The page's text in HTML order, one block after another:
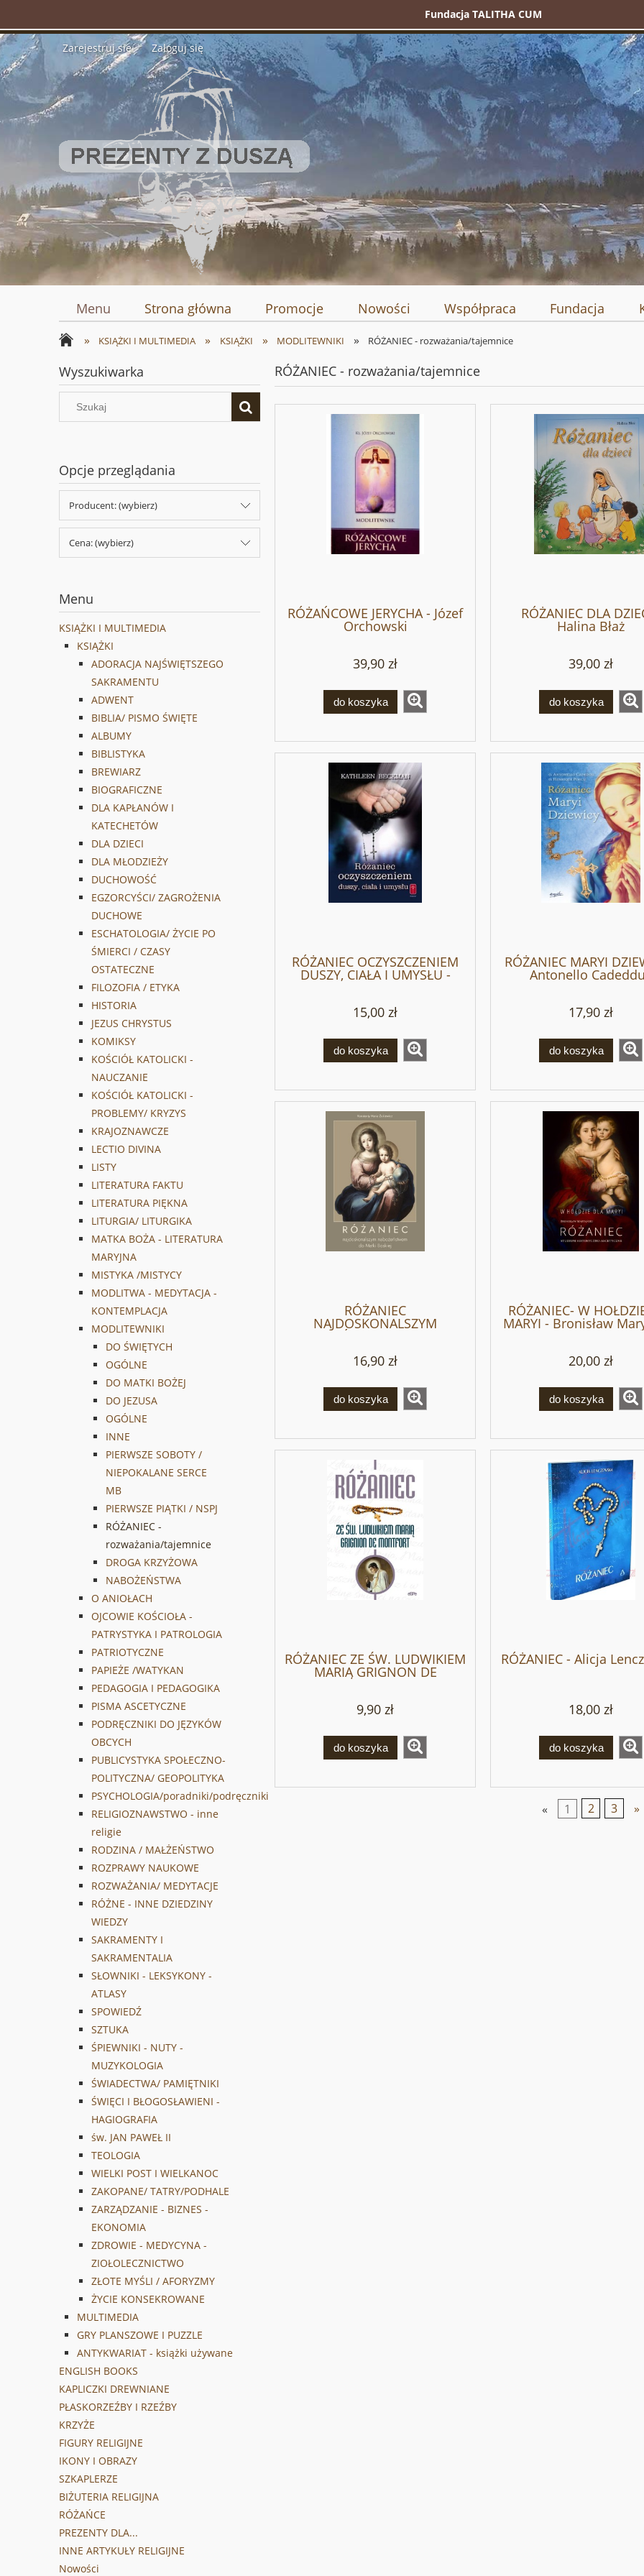
Fundacja TALITHA CUM
Zarejestruj się Zaloguj się
Menu Strona główna Promocje Nowości Współpraca Fundacja
» KSIĄŻKI I MULTIMEDIA » KSIĄŻKI » MODLITEWNIKI » RÓŻANIEC - rozważania/tajemnice
Wyszukiwarka
Opcje przeglądania
Producent: (wybierz)
Cena: (wybierz)
Menu
KSIĄŻKI I MULTIMEDIA
KSIĄŻKI
ADORACJA NAJŚWIĘTSZEGO
SAKRAMENTU
ADWENT
BIBLIA/ PISMO ŚWIĘTE
ALBUMY
BIBLISTYKA
BREWIARZ
BIOGRAFICZNE
DLA KAPŁANÓW I
KATECHETÓW
DLA DZIECI
DLA MŁODZIEŻY
DUCHOWOŚĆ
EGZORCYŚCI/ ZAGROŻENIA
DUCHOWE
ESCHATOLOGIA/ ŻYCIE PO
ŚMIERCI / CZASY
OSTATECZNE
FILOZOFIA / ETYKA
HISTORIA
JEZUS CHRYSTUS
KOMIKSY
KOŚCIÓŁ KATOLICKI -
NAUCZANIE
KOŚCIÓŁ KATOLICKI -
PROBLEMY/ KRYZYS
KRAJOZNAWCZE
LECTIO DIVINA
LISTY
LITERATURA FAKTU
LITERATURA PIĘKNA
LITURGIA/ LITURGIKA
MATKA BOŻA - LITERATURA
MARYJNA
MISTYKA /MISTYCY
MODLITWA - MEDYTACJA -
KONTEMPLACJA
MODLITEWNIKI
DO ŚWIĘTYCH
OGÓLNE
DO MATKI BOŻEJ
DO JEZUSA
OGÓLNE
INNE
PIERWSZE SOBOTY /
NIEPOKALANE SERCE
MB
PIERWSZE PIĄTKI / NSPJ
RÓŻANIEC -
rozważania/tajemnice
DROGA KRZYŻOWA
NABOŻEŃSTWA
O ANIOŁACH
OJCOWIE KOŚCIOŁA -
PATRYSTYKA I PATROLOGIA
PATRIOTYCZNE
PAPIEŻE /WATYKAN
PEDAGOGIA I PEDAGOGIKA
PISMA ASCETYCZNE
PODRĘCZNIKI DO JĘZYKÓW
OBCYCH
PUBLICYSTYKA SPOŁECZNO-
POLITYCZNA/ GEOPOLITYKA
PSYCHOLOGIA/poradniki/podręczniki
RELIGIOZNAWSTWO - inne
religie
RODZINA / MAŁŻEŃSTWO
ROZPRAWY NAUKOWE
ROZWAŻANIA/ MEDYTACJE
RÓŻNE - INNE DZIEDZINY
WIEDZY
SAKRAMENTY I
SAKRAMENTALIA
SŁOWNIKI - LEKSYKONY -
ATLASY
SPOWIEDŹ
SZTUKA
ŚPIEWNIKI - NUTY -
MUZYKOLOGIA
ŚWIADECTWA/ PAMIĘTNIKI
ŚWIĘCI I BŁOGOSŁAWIENI -
HAGIOGRAFIA
św. JAN PAWEŁ II
TEOLOGIA
WIELKI POST I WIELKANOC
ZAKOPANE/ TATRY/PODHALE
ZARZĄDZANIE - BIZNES -
EKONOMIA
ZDROWIE - MEDYCYNA -
ZIOŁOLECZNICTWO
ZŁOTE MYŚLI / AFORYZMY
ŻYCIE KONSEKROWANE
MULTIMEDIA
GRY PLANSZOWE I PUZZLE
ANTYKWARIAT - książki używane
ENGLISH BOOKS
KAPLICZKI DREWNIANE
PŁASKORZEŹBY I RZEŹBY
KRZYŻE
FIGURY RELIGIJNE
IKONY I OBRAZY
SZKAPLERZE
BIŻUTERIA RELIGIJNA
RÓŻAŃCE
PREZENTY DLA...
INNE ARTYKUŁY RELIGIJNE
Nowości
RÓŻANIEC - rozważania/tajemnice
RÓŻAŃCOWE JERYCHA - Józef
Orchowski
39,90 zł
do koszyka
RÓŻANIEC DLA
Halina Błaż
39,00 zł
do koszyka
RÓŻANIEC OCZYSZCZENIEM
DUSZY, CIAŁA I UMYSŁU -
15,00 zł
do koszyka
RÓŻANIEC MARYI
Antonello
17,90 zł
do koszyka
RÓŻANIEC
NAJDOSKONALSZYM
NABOŻEŃSTWEM DO MATKI
Żukiewicz
16,90 zł
do koszyka
RÓŻANIEC- W
MARYI - Bronisław
20,00 zł
do koszyka
RÓŻANIEC ZE ŚW. LUDWIKIEM
MARIĄ GRIGNON DE
MONTFORT
9,90 zł
do koszyka
RÓŻANIEC - Alicja
18,00 zł
do koszyka
« 1 2 3 »